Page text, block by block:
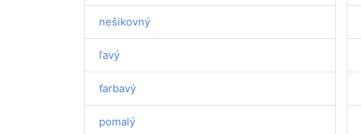
nešikovný
ľavý
ťarbavý
pomalý